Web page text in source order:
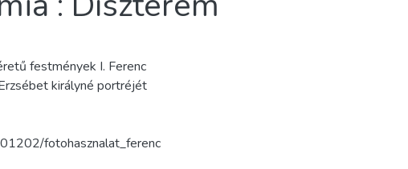
festmények I. Ferenc
királyné portréjét
fotohasznalat_ferenc